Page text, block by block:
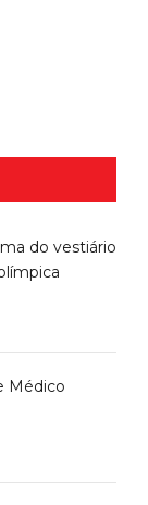
do vestiário
Médico